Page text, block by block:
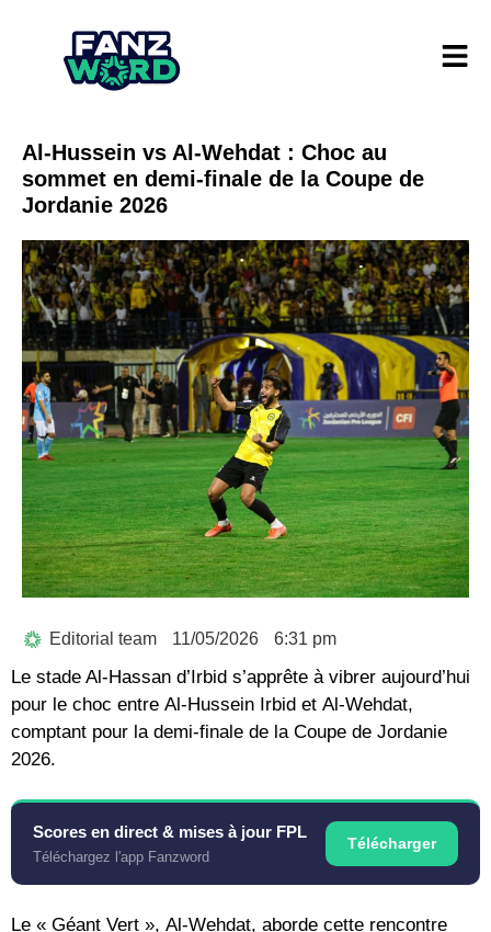
Al-Hussein vs Al-Wehdat : Choc au
sommet en demi-finale de la Coupe de
Jordanie 2026
Editorial team 11/05/2026 6:31 pm
Le stade Al-Hassan d’Irbid s’apprête à vibrer aujourd’hui
pour le choc entre Al-Hussein Irbid et Al-Wehdat,
comptant pour la demi-finale de la Coupe de Jordanie
2026.
Scores en direct & mises à jour FPL
Téléchargez l'app Fanzword
Télécharger
Le « Géant Vert », Al-Wehdat, aborde cette rencontre